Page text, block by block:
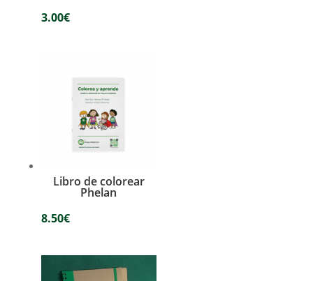
3.00€
Libro de colorear
Phelan
8.50€